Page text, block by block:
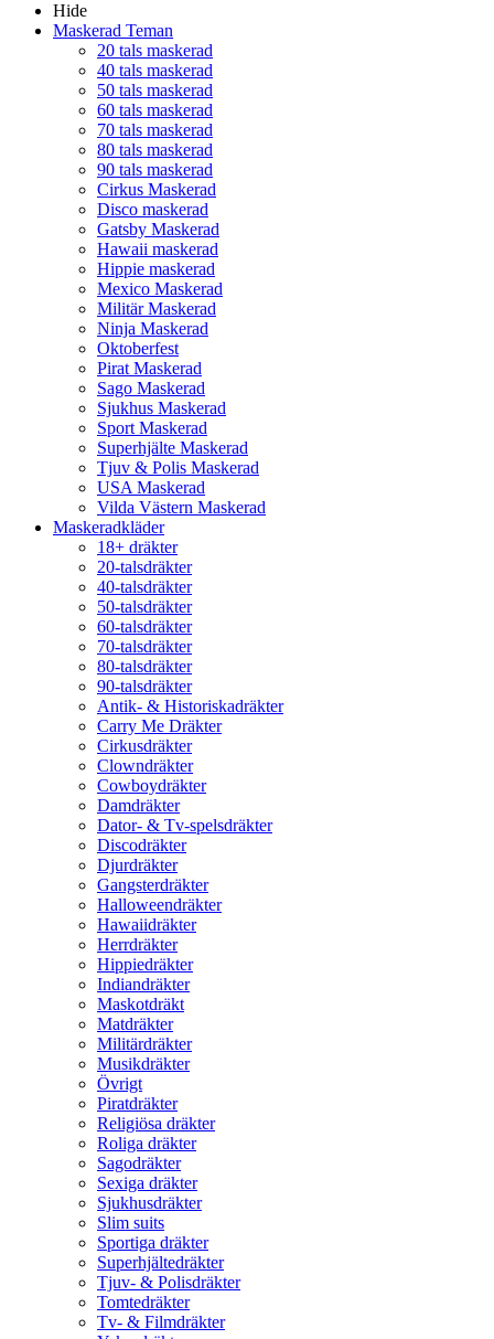
Hide
Maskerad Teman
20 tals maskerad
40 tals maskerad
50 tals maskerad
60 tals maskerad
70 tals maskerad
80 tals maskerad
90 tals maskerad
Cirkus Maskerad
Disco maskerad
Gatsby Maskerad
Hawaii maskerad
Hippie maskerad
Mexico Maskerad
Militär Maskerad
Ninja Maskerad
Oktoberfest
Pirat Maskerad
Sago Maskerad
Sjukhus Maskerad
Sport Maskerad
Superhjälte Maskerad
Tjuv & Polis Maskerad
USA Maskerad
Vilda Västern Maskerad
Maskeradkläder
18+ dräkter
20-talsdräkter
40-talsdräkter
50-talsdräkter
60-talsdräkter
70-talsdräkter
80-talsdräkter
90-talsdräkter
Antik- & Historiskadräkter
Carry Me Dräkter
Cirkusdräkter
Clowndräkter
Cowboydräkter
Damdräkter
Dator- & Tv-spelsdräkter
Discodräkter
Djurdräkter
Gangsterdräkter
Halloweendräkter
Hawaiidräkter
Herrdräkter
Hippiedräkter
Indiandräkter
Maskotdräkt
Matdräkter
Militärdräkter
Musikdräkter
Övrigt
Piratdräkter
Religiösa dräkter
Roliga dräkter
Sagodräkter
Sexiga dräkter
Sjukhusdräkter
Slim suits
Sportiga dräkter
Superhjältedräkter
Tjuv- & Polisdräkter
Tomtedräkter
Tv- & Filmdräkter